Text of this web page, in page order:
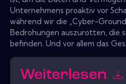
Unternehmens proaktiv vor
während wir die „Cyber-
Bedrohungen auszurotten, die
befinden. Und vor allem das
Weiterlesen